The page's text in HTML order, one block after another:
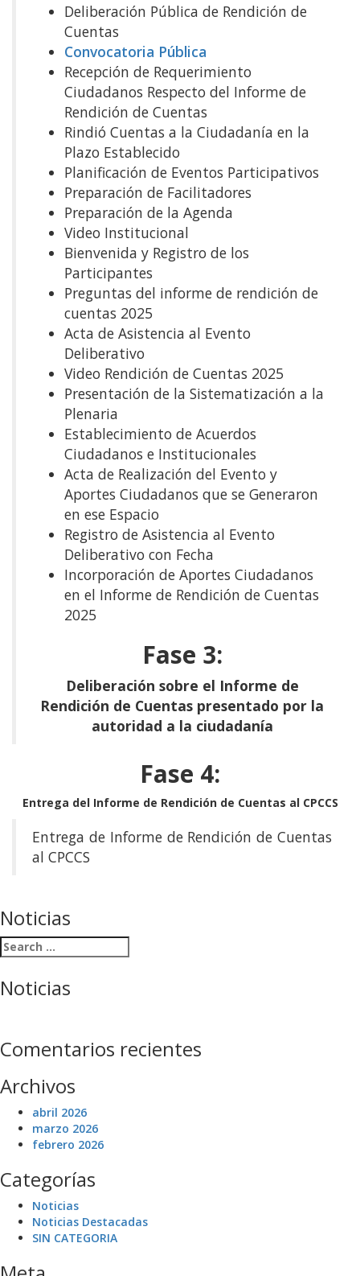
Deliberación Pública de Rendición de
Cuentas
Convocatoria Pública
Recepción de Requerimiento
Ciudadanos Respecto del Informe de
Rendición de Cuentas
Rindió Cuentas a la Ciudadanía en la
Plazo Establecido
Planificación de Eventos Participativos
Preparación de Facilitadores
Preparación de la Agenda
Video Institucional
Bienvenida y Registro de los
Participantes
Preguntas del informe de rendición de
cuentas 2025
Acta de Asistencia al Evento
Deliberativo
Video Rendición de Cuentas 2025
Presentación de la Sistematización a la
Plenaria
Establecimiento de Acuerdos
Ciudadanos e Institucionales
Acta de Realización del Evento y
Aportes Ciudadanos que se Generaron
en ese Espacio
Registro de Asistencia al Evento
Deliberativo con Fecha
Incorporación de Aportes Ciudadanos
en el Informe de Rendición de Cuentas
2025
Fase 3:
Deliberación sobre el Informe de
Rendición de Cuentas presentado por la
autoridad a la ciudadanía
Fase 4:
Entrega del Informe de Rendición de Cuentas al CPCCS
Entrega de Informe de Rendición de Cuentas
al CPCCS
Noticias
Search
for:
Noticias
Comentarios recientes
Archivos
abril 2026
marzo 2026
febrero 2026
Categorías
Noticias
Noticias Destacadas
SIN CATEGORIA